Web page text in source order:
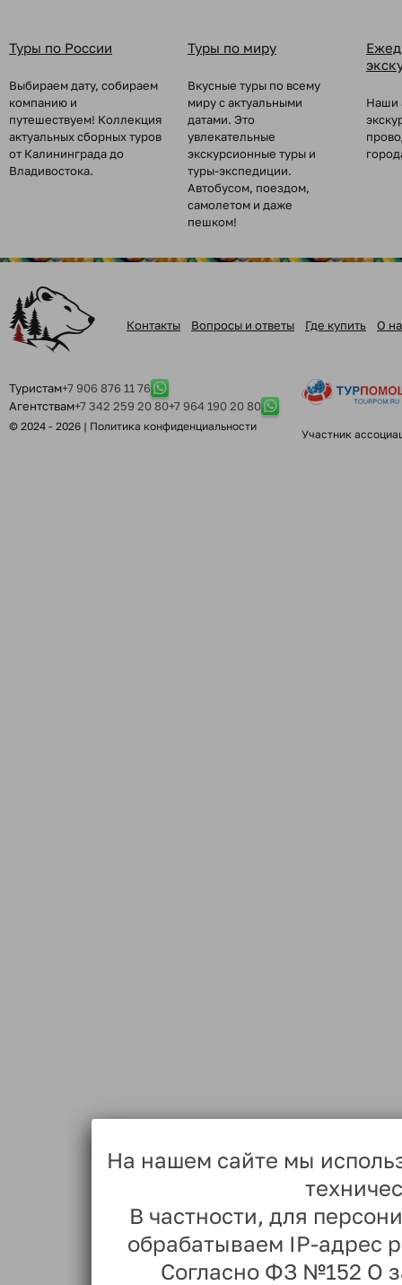
Туры по России
Выбираем дату, собираем
компанию и
путешествуем! Коллекция
актуальных сборных туров
от Калининграда до
Владивостока.
Туры по миру
Вкусные туры по всему
миру с актуальными
датами. Это
увлекательные
экскурсионные туры и
туры-экспедиции.
Автобусом, поездом,
самолетом и даже
пешком!
Наши
Контакты Вопросы и ответы Где купить О
Туристам+7 906 876 11 76
Агентствам+7 342 259 20 80+7 964 190 20 80
© 2024 - 2026 | Политика конфиденциальности
Участник
На нашем сайте мы
В частности, для
обрабатываем IP-адрес
Согласно ФЗ №152 О